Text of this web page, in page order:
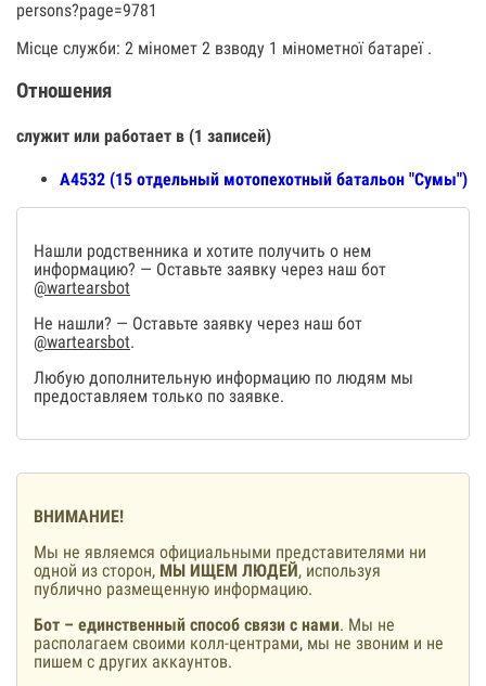
persons?page=9781
Місце служби: 2 міномет 2 взводу 1 мінометної батареї .
Отношения
служит или работает в (1 записей)
А4532 (15 отдельный мотопехотный батальон "Сумы")
Нашли родственника и хотите получить о нем
информацию? — Оставьте заявку через наш бот
@wartearsbot
Не нашли? — Оставьте заявку через наш бот
@wartearsbot.
Любую дополнительную информацию по людям мы
предоставляем только по заявке.
ВНИМАНИЕ!
Мы не являемся официальными представителями ни
одной из сторон, МЫ ИЩЕМ ЛЮДЕЙ, используя
публично размещенную информацию.
Бот – единственный способ связи с нами. Мы не
располагаем своими колл-центрами, мы не звоним и не
пишем с других аккаунтов.